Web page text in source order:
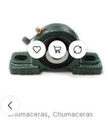
Chumaceras, Chumaceras